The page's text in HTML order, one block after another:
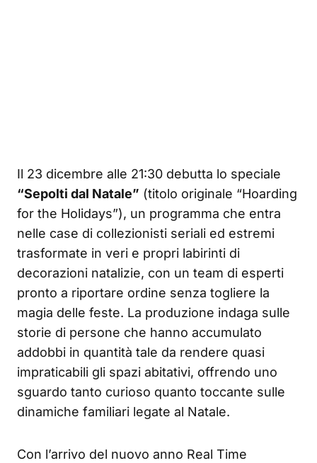
Il 23 dicembre alle 21:30 debutta lo speciale
“Sepolti dal Natale” (titolo originale “Hoarding
for the Holidays”), un programma che entra
nelle case di collezionisti seriali ed estremi
trasformate in veri e propri labirinti di
decorazioni natalizie, con un team di esperti
pronto a riportare ordine senza togliere la
magia delle feste. La produzione indaga sulle
storie di persone che hanno accumulato
addobbi in quantità tale da rendere quasi
impraticabili gli spazi abitativi, offrendo uno
sguardo tanto curioso quanto toccante sulle
dinamiche familiari legate al Natale.
Con l’arrivo del nuovo anno Real Time